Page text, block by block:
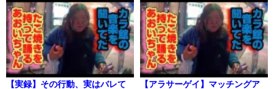
【実録】その行動、実はバレて
【アラサーゲイ】マッチングア